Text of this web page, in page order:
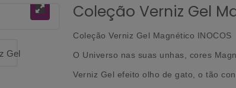
Coleção Verniz Gel
Coleção Verniz Gel Magnético INOCOS
O Universo nas suas unhas, cores
Verniz Gel efeito olho de gato, o tão